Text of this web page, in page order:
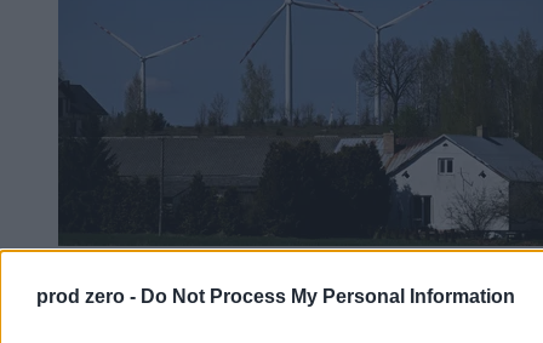
prod zero - Do Not Process My Personal Information
„Kraj węgla odkrywa OZE”. Niemcy cieszą się ze
zmian w Polsce, martwi ich prezydent